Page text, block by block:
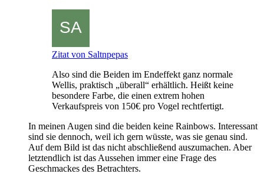
Zitat von Saltnpepas
Also sind die Beiden im Endeffekt ganz normale
Wellis, praktisch „überall“ erhältlich. Heißt keine
besondere Farbe, die einen extrem hohen
Verkaufspreis von 150€ pro Vogel rechtfertigt.
In meinen Augen sind die beiden keine Rainbows. Interessant
sind sie dennoch, weil ich gern wüsste, was sie genau sind.
Auf dem Bild ist das nicht abschließend auszumachen. Aber
letztendlich ist das Aussehen immer eine Frage des
Geschmackes des Betrachters.